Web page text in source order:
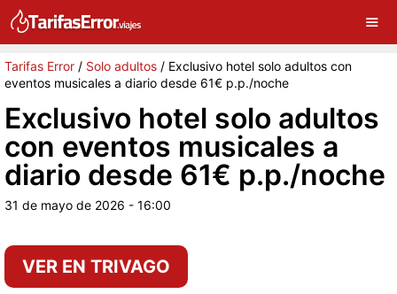
Tarifas Error / Solo adultos / Exclusivo hotel solo adultos con
eventos musicales a diario desde 61€ p.p./noche
Exclusivo hotel solo adultos
con eventos musicales a
diario desde 61€ p.p./noche
31 de mayo de 2026 - 16:00
VER EN TRIVAGO
G Sigue a Tarifas Error en Google ×